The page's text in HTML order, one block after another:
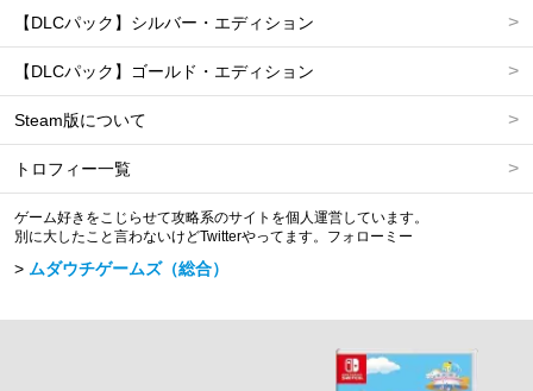
【DLCパック】シルバー・エディション
【DLCパック】ゴールド・エディション
Steam版について
トロフィー一覧
ゲーム好きをこじらせて攻略系のサイトを個人運営しています。
別に大したこと言わないけどTwitterやってます。フォローミー
ムダウチゲームズ（総合）